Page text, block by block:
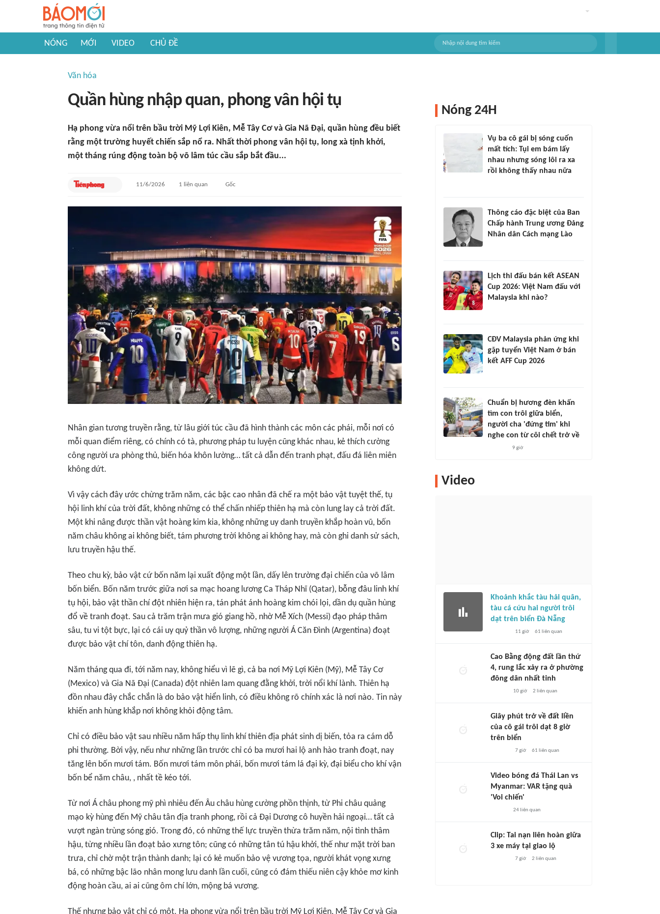
NÓNG MỚI VIDEO CHỦ ĐỀ
Văn hóa
Quần hùng nhập quan, phong vân hội tụ
Hạ phong vừa nổi trên bầu trời Mỹ Lợi Kiên, Mễ Tây Cơ và Gia Nã Đại, quần hùng đều biết
rằng một trường huyết chiến sắp nổ ra. Nhất thời phong vân hội tụ, long xà tịnh khởi,
một tháng rúng động toàn bộ võ lâm túc cầu sắp bắt đầu...
11/6/2026 1 liên quan Gốc
Nhân gian tương truyền rằng, từ lâu giới túc cầu đã hình thành các môn các phái, mỗi nơi có
mỗi quan điểm riêng, có chính có tà, phương pháp tu luyện cũng khác nhau, kẻ thích cường
công người ưa phòng thủ, biến hóa khôn lường… tất cả dẫn đến tranh phạt, đấu đá liên miên
không dứt.
Vì vậy cách đây ước chừng trăm năm, các bậc cao nhân đã chế ra một bảo vật tuyệt thế, tụ
hội linh khí của trời đất, không những có thể chấn nhiếp thiên hạ mà còn lung lay cả trời đất.
Một khi nâng được thần vật hoàng kim kia, không những uy danh truyền khắp hoàn vũ, bốn
năm châu không ai không biết, tám phương trời không ai không hay, mà còn ghi danh sử sách,
lưu truyền hậu thế.
Theo chu kỳ, bảo vật cứ bốn năm lại xuất động một lần, dấy lên trường đại chiến của võ lâm
bốn biển. Bốn năm trước giữa nơi sa mạc hoang lương Ca Tháp Nhĩ (Qatar), bỗng đâu linh khí
tụ hội, bảo vật thần chí đột nhiên hiện ra, tán phát ánh hoàng kim chói lọi, dần dụ quần hùng
đổ về tranh đoạt. Sau cả trăm trận mưa gió giang hồ, nhờ Mễ Xích (Messi) đạo pháp thâm
sâu, tu vi tột bực, lại có cái uy quỷ thần vô lượng, những người Á Căn Đình (Argentina) đoạt
được bảo vật chí tôn, danh động thiên hạ.
Năm tháng qua đi, tới năm nay, không hiểu vì lẽ gì, cả ba nơi Mỹ Lợi Kiên (Mỹ), Mễ Tây Cơ
(Mexico) và Gia Nã Đại (Canada) đột nhiên lam quang đằng khởi, trời nổi khí lành. Thiên hạ
đồn nhau đây chắc chắn là do bảo vật hiển linh, có điều không rõ chính xác là nơi nào. Tin này
khiến anh hùng khắp nơi không khỏi động tâm.
Chỉ có điều bảo vật sau nhiều năm hấp thụ linh khí thiên địa phát sinh dị biến, tỏa ra cám dỗ
phi thường. Bời vậy, nếu như những lần trước chỉ có ba mươi hai lộ anh hào tranh đoạt, nay
tăng lên bốn mươi tám. Bốn mươi tám môn phái, bốn mươi tám lá đại kỳ, đại biểu cho khí vận
bốn bể năm châu, , nhất tề kéo tới.
Từ nơi Á châu phong mỹ phì nhiêu đến Âu châu hùng cường phồn thịnh, từ Phi châu quảng
mạo kỳ hùng đến Mỹ châu tân địa tranh phong, rồi cả Đại Dương cô huyền hải ngoại… tất cả
vượt ngàn trùng sóng gió. Trong đó, có những thế lực truyền thừa trăm năm, nội tình thâm
hậu, từng nhiều lần đoạt bảo xưng tôn; cũng có những tân tú hậu khởi, thế như mặt trời ban
trưa, chỉ chờ một trận thành danh; lại có kẻ muốn bảo vệ vương tọa, người khát vọng xưng
bá, có những bậc lão nhân mong lưu danh lần cuối, cũng có đám thiếu niên cậy khỏe mơ kinh
động hoàn cầu, ai ai cũng ôm chí lớn, mộng bá vương.
Thế nhưng bảo vật chỉ có một. Hạ phong vừa nổi trên bầu trời Mỹ Lợi Kiên, Mễ Tây Cơ và Gia
Nóng 24H
Vụ ba cô gái bị sóng cuốn
mất tích: Tụi em bám lấy
nhau nhưng sóng lôi ra xa
rồi không thấy nhau nữa
Thông cáo đặc biệt của Ban
Chấp hành Trung ương Đảng
Nhân dân Cách mạng Lào
Lịch thi đấu bán kết ASEAN
Cup 2026: Việt Nam đấu với
Malaysia khi nào?
CĐV Malaysia phản ứng khi
gặp tuyển Việt Nam ở bán
kết AFF Cup 2026
Chuẩn bị hương đèn khấn
tìm con trôi giữa biển,
người cha 'đứng tim' khi
nghe con từ cõi chết trở về
9 giờ
Video
Khoảnh khắc tàu hải quân,
tàu cá cứu hai người trôi
dạt trên biển Đà Nẵng
11 giờ 61 liên quan
Cao Bằng động đất lần thứ
4, rung lắc xảy ra ở phường
đông dân nhất tỉnh
10 giờ 2 liên quan
Giây phút trở về đất liền
của cô gái trôi dạt 8 giờ
trên biển
7 giờ 61 liên quan
Video bóng đá Thái Lan vs
Myanmar: VAR tặng quà
'Voi chiến'
24liên quan
Clip: Tai nạn liên hoàn giữa
3 xe máy tại giao lộ
7 giờ 2 liên quan